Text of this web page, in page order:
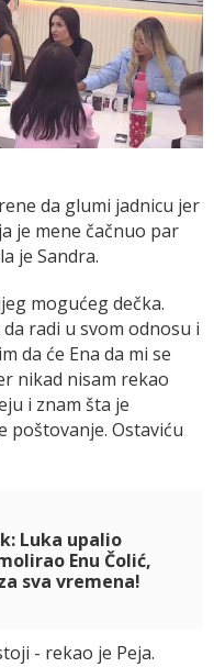
da glumi jadnicu jer
je mene čačnuo par
je Sandra.
mogućeg dečka.
radi u svom odnosu i
da će Ena da mi se
nikad nisam rekao
i znam šta je
poštovanje. Ostaviću
Luka upalio
Enu Čolić,
sva vremena!
- rekao je Peja.